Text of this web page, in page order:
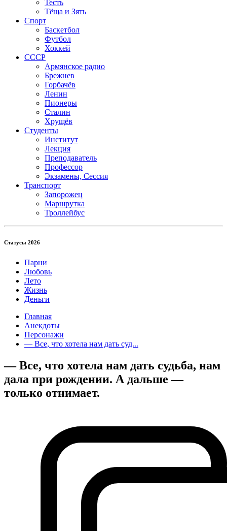
Тесть
Тёща и Зять
Спорт
Баскетбол
Футбол
Хоккей
СССР
Армянское радио
Брежнев
Горбачёв
Ленин
Пионеры
Сталин
Хрущёв
Студенты
Институт
Лекция
Преподаватель
Профессор
Экзамены, Сессия
Транспорт
Запорожец
Маршрутка
Троллейбус
Статуcы 2026
Парни
Любовь
Лето
Жизнь
Деньги
Главная
Анекдоты
Персонажи
— Все, что хотела нам дать суд...
— Все, что хотела нам дать судьба, нам
дала при рождении. А дальше —
только отнимает.